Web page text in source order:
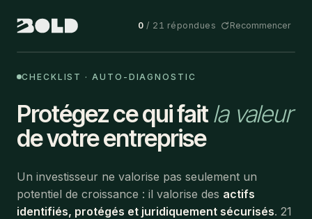
0 / 21 répondues Recommencer
CHECKLIST · AUTO-DIAGNOSTIC
Protégez ce qui faitla valeur
de votre entreprise
Un investisseur ne valorise pas seulement un
potentiel de croissance : il valorise des actifs
identifiés, protégés et juridiquement sécurisés. 21